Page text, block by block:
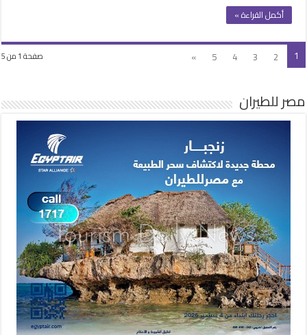
أكمل القراءة »
صفحة 1 من 5 1
2
3
4
5
»
مصر للطيران